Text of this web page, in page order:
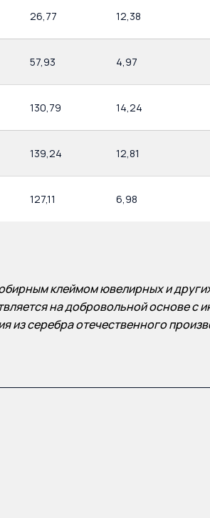
26,77 12,38
57,93 4,97
130,79 14,24
139,24 12,81
127,11 6,98
клеймом ювелирных и
на добровольной основе с
из серебра отечественного